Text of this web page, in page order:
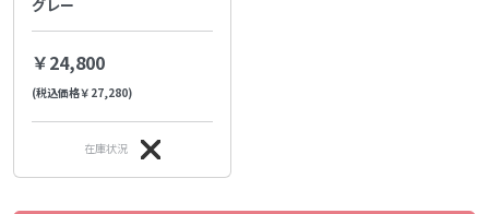
グレー
￥24,800
(税込価格￥27,280)
在庫状況